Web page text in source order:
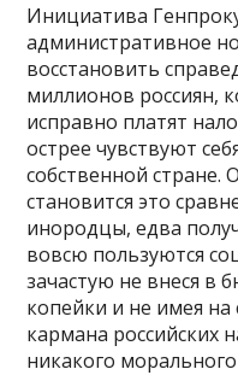
Инициатива
административное
восстановить
миллионов россиян,
исправно платят
острее чувствуют
собственной стране.
становится это
инородцы, едва
вовсю пользуются
зачастую не внеся в
копейки и не имея
кармана российских
никакого